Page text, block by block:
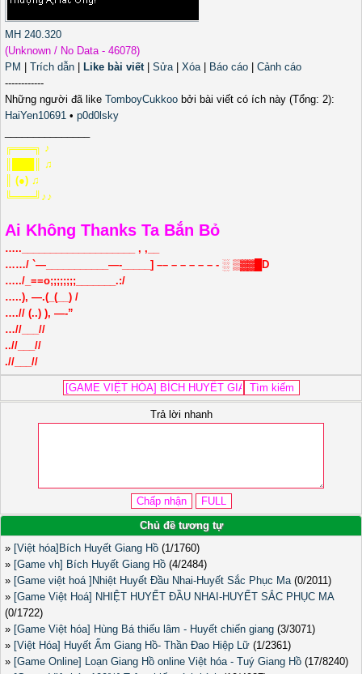
MH 240.320
(Unknown / No Data - 46078)
PM
Trích dẫn Like bài viết| Sửa| Xóa| Báo cáo
Cảnh cáo
------------
Những người đã like TomboyCukkoo bởi bài viết có ích này (Tổng: 2):
HaiYen10691 • p0d0lsky
╔═══╗ ♪
║███║ ♫
║ (●) ♫
╚═══╝♪♪
Ai Không Thanks Ta Bắn Bỏ
…..____________________ , ,__
……/ `—___________—-_____] –– – – – – – - ░ ▒▓▓█D
…../_==o;;;;;;;;_______.:/
…..), —.(_(__) /
….// (..) ), —-”
…//___//
..//___//
.//___//
Trả lời nhanh
Chủ đề tương tự
» [Việt hóa]Bích Huyết Giang Hồ (1/1760)
» [Game vh] Bích Huyết Giang Hồ (4/2484)
» [Game việt hoá ]Nhiệt Huyết Đầu Nhai-Huyết Sắc Phục Ma(0/2011)
» [Game Việt Hoá] NHIỆT HUYẾT ĐẦU NHAI-HUYẾT SẮC PHỤC MA
(0/1722)
» [Game Việt hóa] Hùng Bá thiếu lâm - Huyết chiến giang (3/3071)
» [Việt Hóa] Huyết Ẩm Giang Hồ- Thần Đao Hiệp Lữ (1/2361)
» [Game Online] Loạn Giang Hồ online Việt hóa - Tuý Giang Hồ (17/8240)